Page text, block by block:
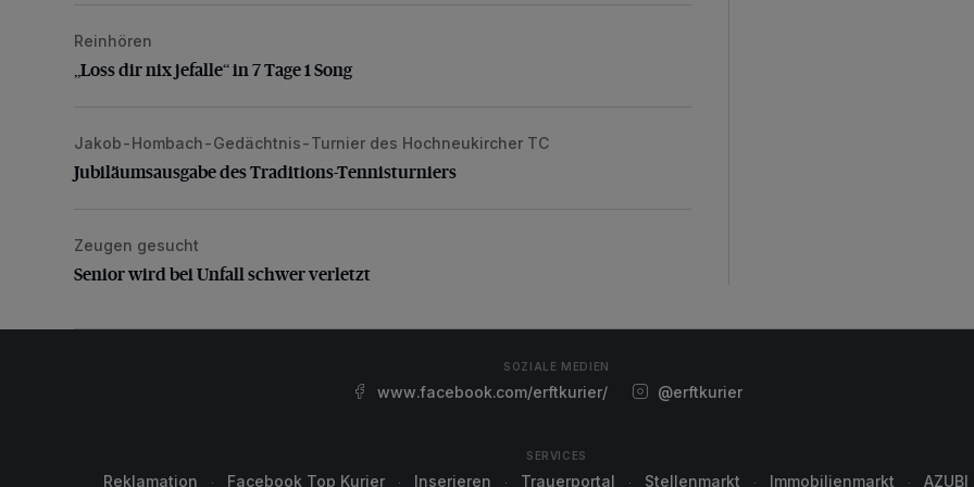
„Loss dir nix jefalle“ in 7 Tage 1 Song
Reinhören
„Loss dir nix jefalle“ in 7 Tage 1 Song
Jubiläumsausgabe des Traditions-Tennisturniers
Jakob-Hombach-Gedächtnis-Turnier des Hochneukircher TC
Jubiläumsausgabe des Traditions-Tennisturniers
Senior wird bei Unfall schwer verletzt
Zeugen gesucht
Senior wird bei Unfall schwer verletzt
SOZIALE MEDIEN
www.facebook.com/erftkurier/ @erftkurier
SERVICES
Reklamation Facebook Top Kurier Inserieren Trauerportal Stellenmarkt Immobilienmarkt AZUBI